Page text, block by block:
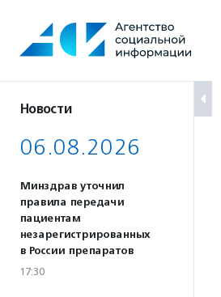
содержанию
Новости
06.08.2026
Минздрав уточнил
правила передачи
пациентам
незарегистрированных
в России препаратов
17:30